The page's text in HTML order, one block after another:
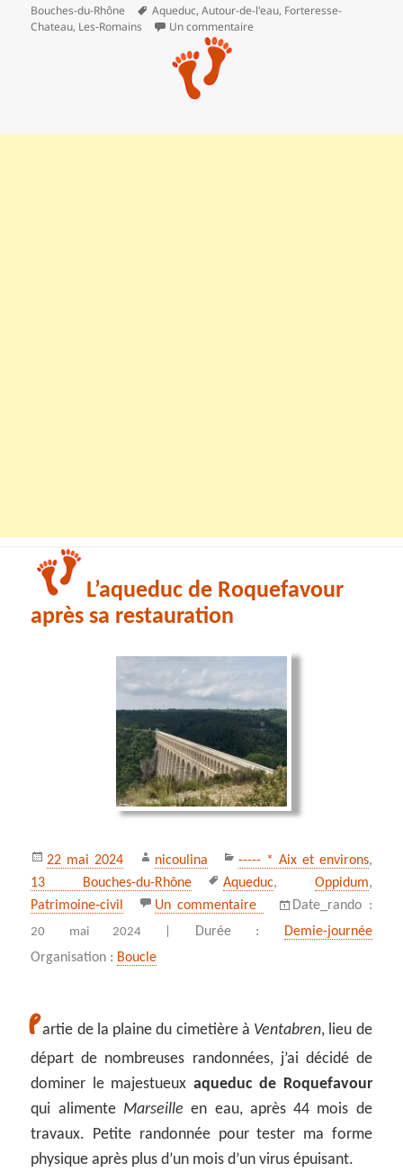
Bouches-du-Rhône
Mots-
clés
Aqueduc,Autour-de-l'eau, Forteresse-
Chateau, Les‑Romains Un commentaire
L’aqueduc de Roquefavour
après sa restauration
Publié
le
22 mai 2024 Auteur
nicoulina Catégories
----- * Aix et environs,
13 Bouches-du-Rhône
Mots-
clés
Aqueduc, Oppidum,
Patrimoine‑civil
Un commentaire sur L’aqueduc de
Date_rando :
20 mai 2024 | Durée :
Demie-journée
Organisation : Boucle
Partie de la plaine du cimetière à Ventabren, lieu de
départ de nombreuses randonnées, j’ai décidé de
dominer le majestueux aqueduc de Roquefavour
qui alimente Marseille en eau, après 44 mois de
travaux. Petite randonnée pour tester ma forme
physique après plus d’un mois d’un virus épuisant.